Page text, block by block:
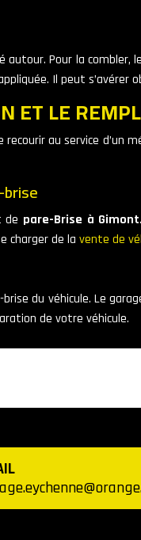
Pour la
Il peut s’avérer
ET LE
au service d’un
de pare-Brise à Gimont
charger de lavente de
du véhicule. Le
de votre véhicule.